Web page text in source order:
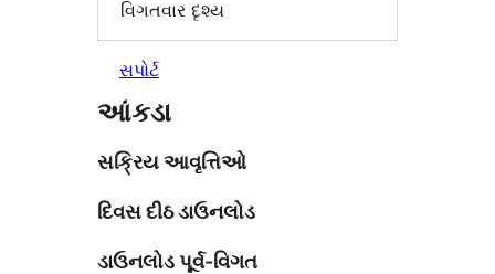
વિગતવાર દૃશ્ય
સપોર્ટ
આંકડા
સક્રિય આવૃત્તિઓ
દિવસ દીઠ ડાઉનલોડ
ડાઉનલોડ પૂર્વ-વિગત